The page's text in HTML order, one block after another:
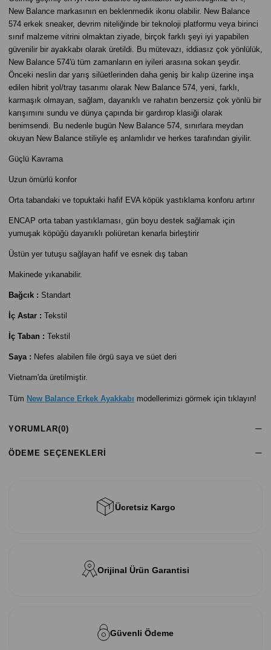
New Balance markasının en beklenmedik ikonu olabilir. New Balance
574 erkek sneaker, devrim niteliğinde bir teknoloji platformu veya birinci
sınıf malzeme vitrini olmaktan ziyade, birçok farklı şeyi iyi yapabilen
güvenilir bir ayakkabı olarak üretildi. Bu mütevazı, iddiasız çok yönlülük,
New Balance 574'ü tüm zamanların en iyileri arasına sokan şeydir.
Önceki neslin dar yarış silüetlerinden daha geniş bir kalıp üzerine inşa
edilen hibrit yol/tray tasarımı olarak New Balance 574, yeni, farklı,
karmaşık olmayan, sağlam, dayanıklı ve rahatın benzersiz çok yönlü bir
karışımını sundu ve dünya çapında bir gardırop klasiği olarak
benimsendi. Bu nedenle bugün New Balance 574, sınırlara meydan
okuyan New Balance stiliyle eş anlamlıdır ve herkes tarafından giyilir.
Güçlü Kavrama
Uzun ömürlü konfor
Orta tabandaki ve topuktaki hafif EVA köpük yastıklama konforu artırır
ENCAP orta taban yastıklaması, gün boyu destek sağlamak için
yumuşak köpüğü dayanıklı poliüretan kenarla birleştirir
Üstün yer tutuşu sağlayan hafif ve esnek dış taban
Makinede yıkanabilir.
Bağcık : Standart
İç Astar : Tekstil
İç Taban : Tekstil
Saya : Nefes alabilen file örgü saya ve süet deri
Vietnam'da üretilmiştir.
Tüm New Balance Erkek Ayakkabı modellerimizi görmek için tıklayın!
YORUMLAR(0)
ÖDEME SEÇENEKLERI
Ücretsiz Kargo
Orijinal Ürün Garantisi
Güvenli Ödeme